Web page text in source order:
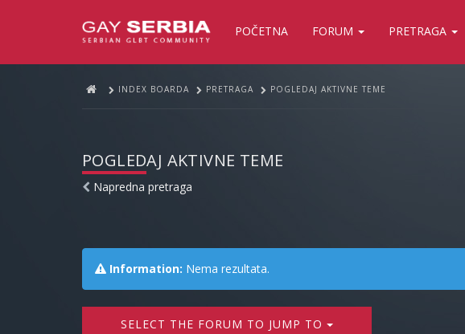
POČETNA FORUM PRETRAGA
INDEX BOARDA PRETRAGA POGLEDAJ AKTIVNE TEME
POGLEDAJ AKTIVNE TEME
Napredna pretraga
Information: Nema rezultata.
SELECT THE FORUM TO JUMP TO